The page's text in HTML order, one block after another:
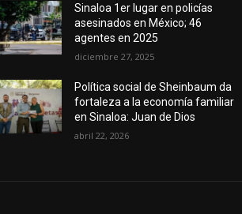
Sinaloa 1er lugar en policías
asesinados en México; 46
agentes en 2025
diciembre 27, 2025
Política social de Sheinbaum da
fortaleza a la economía familiar
en Sinaloa: Juan de Dios
abril 22, 2026